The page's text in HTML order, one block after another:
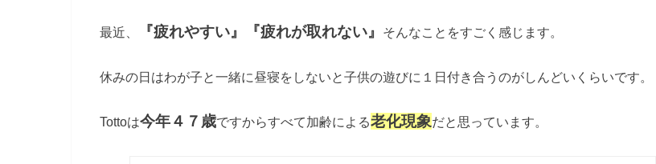
最近、 『疲れやすい』『疲れが取れない』 そんなことをすごく感じます。
休みの日はわが子と一緒に昼寝をしないと子供の遊びに１日付き合うのがしんどいくらいです。
Tottoは今年４７歳ですからすべて加齢による老化現象だと思っています。